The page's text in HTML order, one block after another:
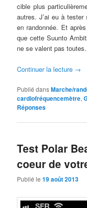
cible plus
autres. J’ai eu à
en randonnée. Et
que cette Suunto
ne se valent pas toutes.
Continuer la lecture →
Publié dansMarche/
cardiofréquencemètre,
Réponses
Test Polar
coeur de
Publié le19 août 2013